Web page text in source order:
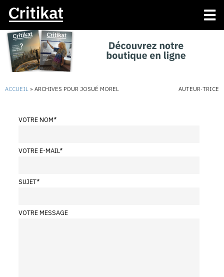
ACCUEIL » ARCHIVES POUR JOSUÉ MOREL AUTEUR·TRICE
VOTRE NOM*
VOTRE E-MAIL*
SUJET*
VOTRE MESSAGE